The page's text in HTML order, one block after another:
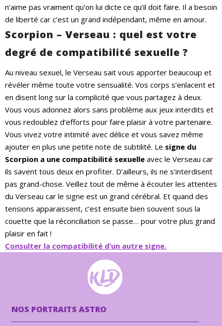
n’aime pas vraiment qu’on lui dicte ce qu’il doit faire. Il a besoin
de liberté car c’est un grand indépendant, même en amour.
Scorpion – Verseau : quel est votre
degré de compatibilité sexuelle ?
Au niveau sexuel, le Verseau sait vous apporter beaucoup et
révéler même toute votre sensualité. Vos corps s’enlacent et
en disent long sur la complicité que vous partagez à deux.
Vous vous adonnez alors sans problème aux jeux interdits et
vous redoublez d’efforts pour faire plaisir à votre partenaire.
Vous vivez votre intimité avec délice et vous savez même
ajouter en plus une petite note de subtilité. Le signe du
Scorpion a une compatibilité sexuelle avec le Verseau car
ils savent tous deux en profiter. D’ailleurs, ils ne s’interdisent
pas grand-chose. Veillez tout de même à écouter les attentes
du Verseau car le signe est un grand cérébral. Et quand des
tensions apparaissent, c’est ensuite bien souvent sous la
couette que la réconciliation se passe… pour votre plus grand
plaisir en fait !
Consulter la compatibilité d’un autre signe.
NOS PORTRAITS ASTRO